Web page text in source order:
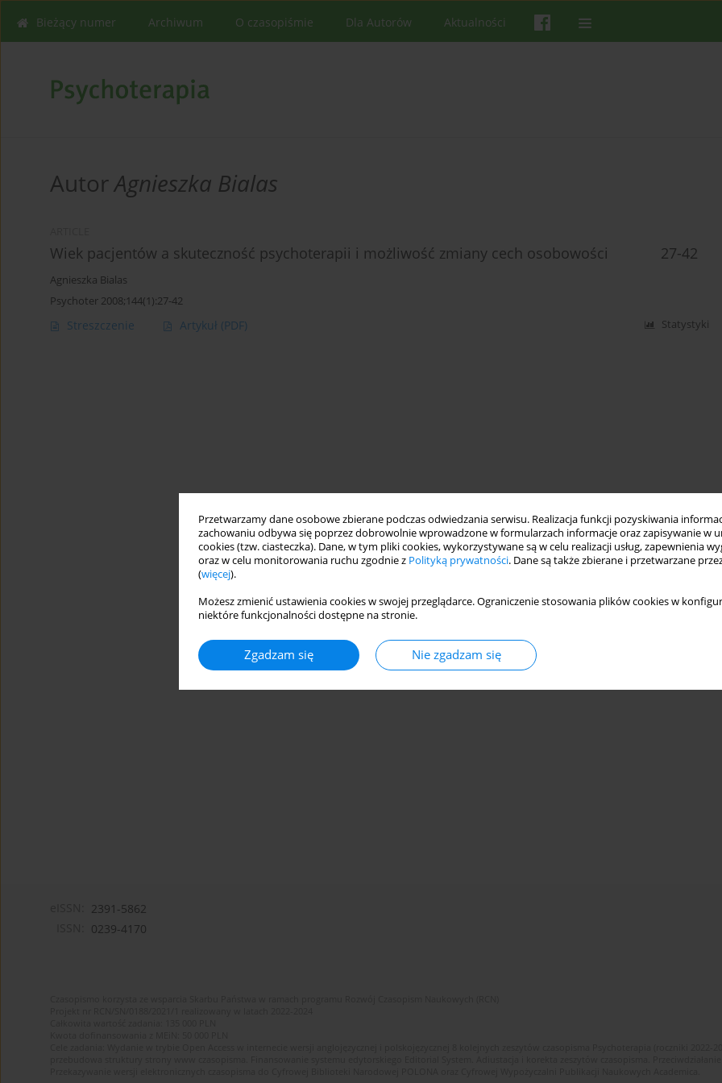
Przetwarzamy dane osobowe zbierane podczas odwiedzania serwisu. Realizacja funkcji pozyskiwania
zachowaniu odbywa się poprzez dobrowolnie wprowadzone w formularzach informacje oraz zapisywanie w
cookies (tzw. ciasteczka). Dane, w tym pliki cookies, wykorzystywane są w celu realizacji usług, zapewnienia
oraz w celu monitorowania ruchu zgodnie z Polityką prywatności. Dane są także zbierane i przetwarzane
(więcej).
Możesz zmienić ustawienia cookies w swojej przeglądarce. Ograniczenie stosowania plików cookies w
niektóre funkcjonalności dostępne na stronie.
Zgadzam się Nie zgadzam się
Bieżący numer Archiwum O czasopiśmie Dla Autorów Aktualności
AutorAgnieszka Bialas
Wiek pacjentów a skuteczność psychoterapii i możliwość zmiany cech osobowości 27-42
Agnieszka Bialas
Psychoter 2008;144(1):27-42
Streszczenie Artykuł (PDF) Statystyki
2391-5862
0239-4170